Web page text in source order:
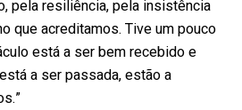
pela resiliência, pela insistência
que acreditamos. Tive um pouco
está a ser bem recebido e
a ser passada, estão a